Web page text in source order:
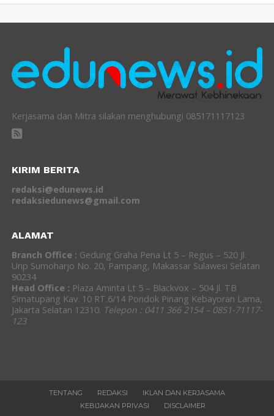
Kerjasama dan Mitra silakan menghubungi 085171117123
KIRIM BERITA
redaksi@edunews.id
redaksiedunews@gmail.com
ALAMAT
Branch Office : Gedung Graha Pena Lt 5 – Regus – 520 Jl.
Urip Sumoharjo No. 20, Pampang, Makassar Sulawesi Selatan
90234
Head Office : Plaza Aminta Lt 5 – Blackvox – 504 Jl. TB
Simatupang Kav. 10 RT.6/14 Pondok Pinang Kebayoran Lama,
Jakarta Selatan 12310. Telepon : 0411 366 2154 – 0851-71117-
123
TENTANG REDAKSI
IKLAN DAN KERJASAMA
KEBIJAKAN PRIVASI
DISCLAIMER